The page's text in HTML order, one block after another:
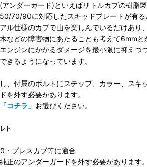
ンダーガード)といえばリトルカブの樹脂
70/90に対応したスキッドプレートが有る
ル仕様のカブで山を楽しんでいるだけあり
などの障害物にあたることも考えて6mmと
ンジンにかかるダメージを最小限に抑えつ
きるようになっています。
、付属のボルトにステップ、カラー、ス
を外す必要があります。
「コチラ」 お選びください。
ト
プレスカブ等に適合
正のアンダーガードを外す必要があります。